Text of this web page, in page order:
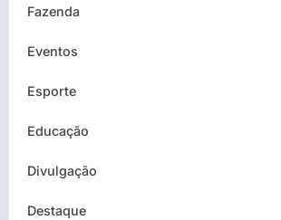
Fazenda
Eventos
Esporte
Educação
Divulgação
Destaque